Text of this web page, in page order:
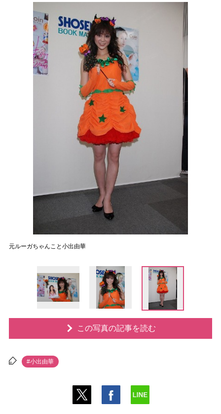
元ルーガちゃんこと小出由華
この写真の記事を読む
#小出由華